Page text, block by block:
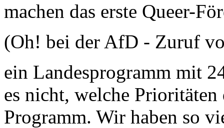
machen das erste Queer-
(Oh! bei der AfD - Zuruf
ein Landesprogramm mit
es nicht, welche
Programm. Wir haben so